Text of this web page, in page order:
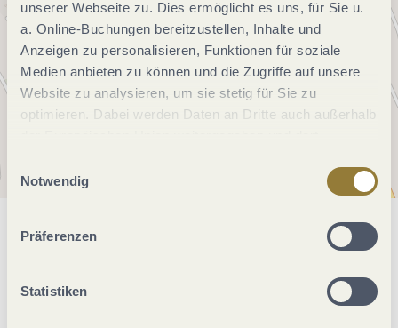
unserer Webseite zu. Dies ermöglicht es uns, für Sie u.
a. Online-Buchungen bereitzustellen, Inhalte und
Anzeigen zu personalisieren, Funktionen für soziale
Medien anbieten zu können und die Zugriffe auf unsere
Website zu analysieren, um sie stetig für Sie zu
optimieren. Dabei werden Daten an Dritte auch außerhalb
jederzeit widerrufen werden. Mit der Auswahl "Alle
ablehnen" kann es zu Beeinträchtigungen in der Nutzung
Notwendig
Präferenzen
Statistiken
Allgemeine Informationen